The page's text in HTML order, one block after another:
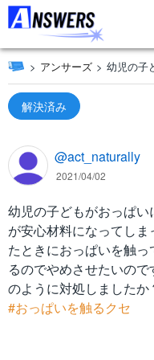
アンサーズ 幼児の子
解決済み
@act_naturally
2021/04/02
幼児の子どもがおっぱ
が安心材料になってし
たときにおっぱいを触
るのでやめさせたいの
のように対処しましたか
#おっぱいを触るクセ